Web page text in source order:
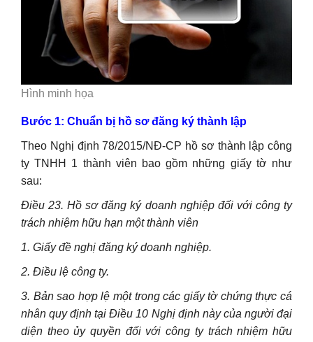
Hình minh họa
Bước 1: Chuẩn bị hồ sơ đăng ký thành lập
Theo Nghị định 78/2015/NĐ-CP hồ sơ thành lập công
ty TNHH 1 thành viên bao gồm những giấy tờ như
sau:
Điều 23. Hồ sơ đăng ký doanh nghiệp đối với công ty
trách nhiệm hữu hạn một thành viên
1. Giấy đề nghị đăng ký doanh nghiệp.
2. Điều lệ công ty.
3. Bản sao hợp lệ một trong các giấy tờ chứng thực cá
nhân quy định tại Điều 10 Nghị định này của người đại
diện theo ủy quyền đối với công ty trách nhiệm hữu